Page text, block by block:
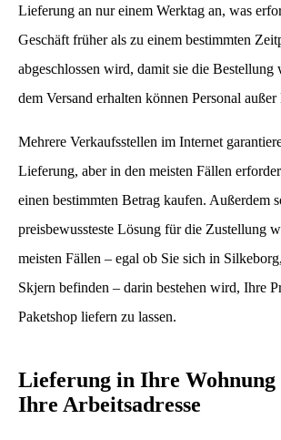
Lieferung an nur einem Werktag an, was
Geschäft früher als zu einem bestimmten
abgeschlossen wird, damit sie die
dem Versand erhalten können Personal außer
Mehrere Verkaufsstellen im Internet
Lieferung, aber in den meisten Fällen
einen bestimmten Betrag kaufen. Außerdem
preisbewussteste Lösung für die Zustellung
meisten Fällen – egal ob Sie sich in
Skjern befinden – darin bestehen wird, Ihre
Paketshop liefern zu lassen.
Lieferung in Ihre Wohnung
Ihre Arbeitsadresse